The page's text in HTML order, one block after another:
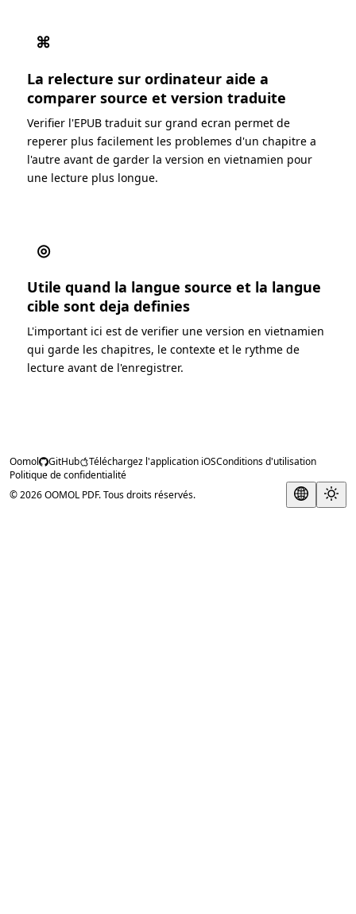
⌘
La relecture sur ordinateur aide a
comparer source et version traduite
Verifier l'EPUB traduit sur grand ecran permet de
reperer plus facilement les problemes d'un chapitre a
l'autre avant de garder la version en vietnamien pour
une lecture plus longue.
◎
Utile quand la langue source et la langue
cible sont deja definies
L'important ici est de verifier une version en vietnamien
qui garde les chapitres, le contexte et le rythme de
lecture avant de l'enregistrer.
Oomol GitHub Téléchargez l'application iOSConditions d'utilisation
Politique de confidentialité
© 2026 OOMOL PDF. Tous droits réservés.